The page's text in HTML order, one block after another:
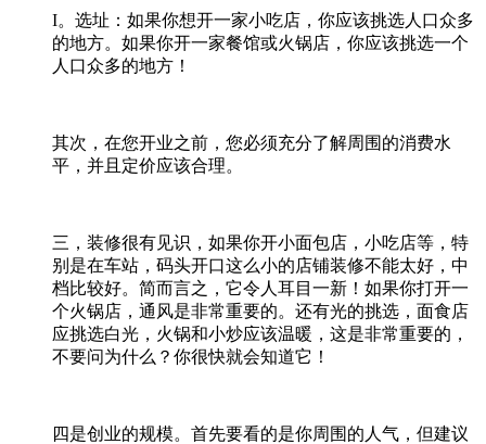
I。选址：如果你想开一家小吃店，你应该挑选人口众多
的地方。如果你开一家餐馆或火锅店，你应该挑选一个
人口众多的地方！
其次，在您开业之前，您必须充分了解周围的消费水
平，并且定价应该合理。
三，装修很有见识，如果你开小面包店，小吃店等，特
别是在车站，码头开口这么小的店铺装修不能太好，中
档比较好。简而言之，它令人耳目一新！如果你打开一
个火锅店，通风是非常重要的。还有光的挑选，面食店
应挑选白光，火锅和小炒应该温暖，这是非常重要的，
不要问为什么？你很快就会知道它！
四是创业的规模。首先要看的是你周围的人气，但建议